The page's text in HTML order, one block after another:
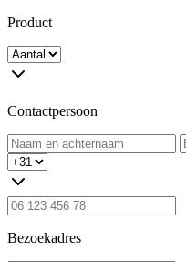
Product
Contactpersoon
Bezoekadres